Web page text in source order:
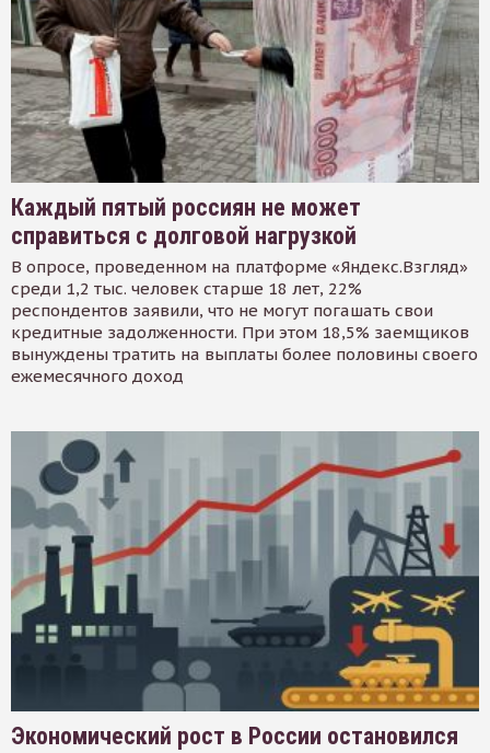
Каждый пятый россиян не может
справиться с долговой нагрузкой
В опросе, проведенном на платформе «Яндекс.Взгляд»
среди 1,2 тыс. человек старше 18 лет, 22%
респондентов заявили, что не могут погашать свои
кредитные задолженности. При этом 18,5% заемщиков
вынуждены тратить на выплаты более половины своего
ежемесячного доход
Экономический рост в России остановился